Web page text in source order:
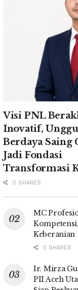
Visi PNL
Inovatif,
Berdaya Saing
Jadi Fondasi
Transformasi
0 SHARES
MC
Keberanian
0 SHARES
Ir. Mirza
PII Aceh